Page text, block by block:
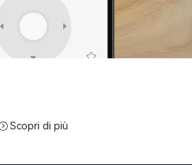
Scopri di più